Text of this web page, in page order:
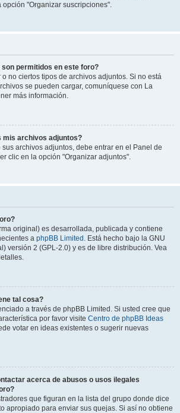
opción "Organizar suscripciones".
permitidos en este foro?
no ciertos tipos de archivos adjuntos. Si no está
se pueden cargar, comuníquese con La
más información.
mis archivos adjuntos?
sus archivos adjuntos, debe entrar en el Panel de
clic en la opción "Organizar adjuntos".
original) es desarrollada, publicada y contiene
a phpBB Limited . Está hecho bajo la GNU
versión 2 (GPL-2.0) y es de libre distribución. Vea
tal cosa?
a través de phpBB Limited. Si usted cree que
por favor visite Centro de phpBB Ideas
votar en ideas existentes o sugerir nuevas
acerca de abusos o usos ilegales
que figuran en la lista del grupo donde dice
apropiado para enviar sus quejas. Si así no obtiene